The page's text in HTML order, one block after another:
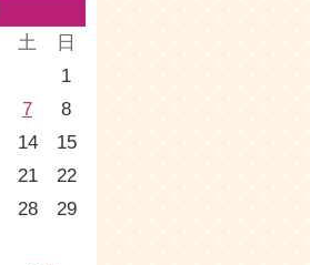
土 日
1
7
8
14
15
21
22
28
29